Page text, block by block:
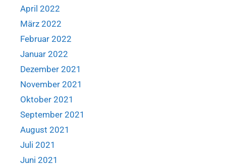
April 2022
März 2022
Februar 2022
Januar 2022
Dezember 2021
November 2021
Oktober 2021
September 2021
August 2021
Juli 2021
Juni 2021